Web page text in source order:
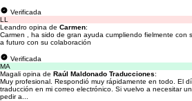
Verificada
LL
Leandro opina de Carmen:
Carmen , ha sido de gran ayuda cumpliendo fielmente con
a futuro con su colaboración
Verificada
MA
Magali opina de Raúl Maldonado Traducciones:
Muy profesional. Respondió muy rápidamente en todo. El
traducción en mi correo electrónico. Si vuelvo a necesitar
pedir a...